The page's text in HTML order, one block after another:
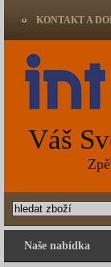
Naše nabídka
KONTAKT A
Váš